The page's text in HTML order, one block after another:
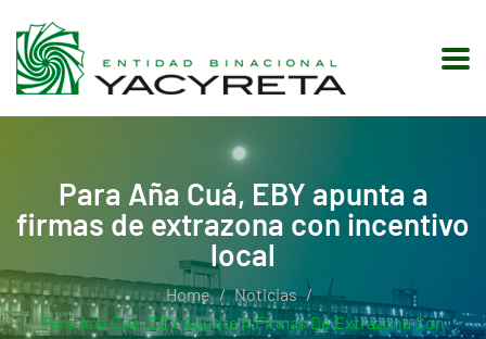
Para Aña Cuá, EBY apunta a
firmas de extrazona con incentivo
local
Home
Noticias
Para Aña Cuá, EBY Apunta A Firmas De Extrazona Con